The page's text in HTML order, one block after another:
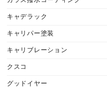
キャデラック
キャリパー塗装
キャリブレーション
クスコ
グッドイヤー